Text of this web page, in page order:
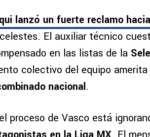
lanzó un fuerte reclamo
El auxiliar técnico
en las listas de la
colectivo del equipo
nacional.
proceso de Vasco está